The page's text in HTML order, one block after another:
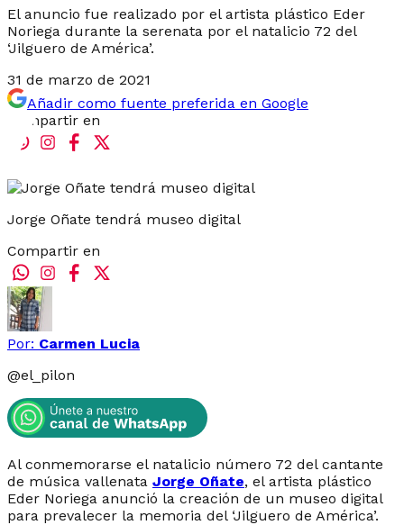
El anuncio fue realizado por el artista plástico Eder
Noriega durante la serenata por el natalicio 72 del
‘Jilguero de América’.
31 de marzo de 2021
Añadir como fuente preferida en Google
Compartir en
Jorge Oñate tendrá museo digital
Compartir en
Por: Carmen Lucia
@el_pilon
Al conmemorarse el natalicio número 72 del cantante
de música vallenata Jorge Oñate, el artista plástico
Eder Noriega anunció la creación de un museo digital
para prevalecer la memoria del ‘Jilguero de América’.